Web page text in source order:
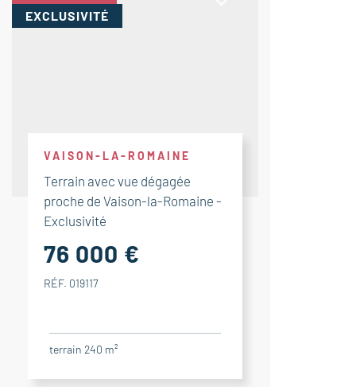
EXCLUSIVITÉ
VAISON-LA-ROMAINE
Terrain avec vue dégagée
proche de Vaison-la-Romaine -
Exclusivité
76 000 €
RÉF. 019117
terrain 240 m²